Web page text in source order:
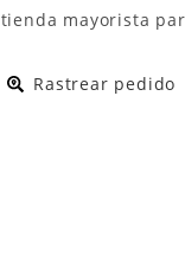
tienda mayorista
Rastrear pedido